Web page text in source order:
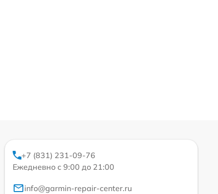
+7 (831) 231-09-76
Ежедневно с 9:00 до 21:00
info@garmin-repair-center.ru